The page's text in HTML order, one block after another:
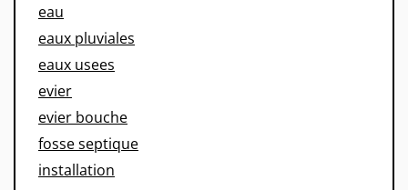
eau
eaux pluviales
eaux usees
evier
evier bouche
fosse septique
installation